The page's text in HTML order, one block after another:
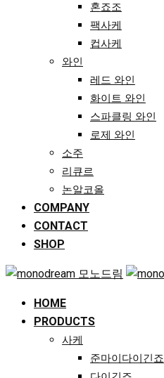
혼죠조
팩사케
컵사케
와인
레드 와인
화이트 와인
스파클링 와인
로제 와인
소주
리큐르
논알코올
COMPANY
CONTACT
SHOP
HOME
PRODUCTS
사케
준마이다이긴죠